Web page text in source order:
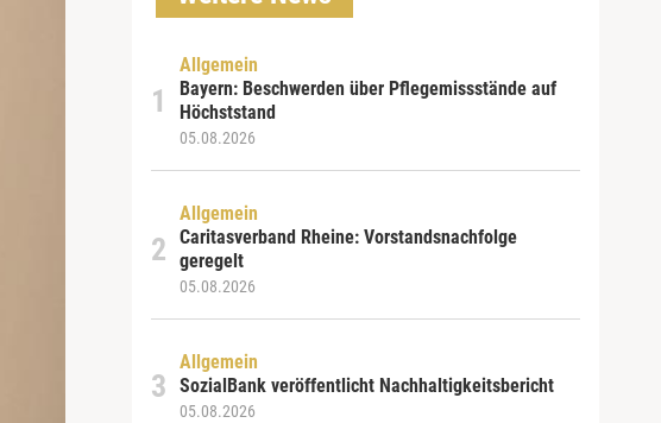
Allgemein
Bayern: Beschwerden über Pflegemissstände auf
Höchststand
05.08.2026
Allgemein
Caritasverband Rheine: Vorstandsnachfolge
geregelt
05.08.2026
Allgemein
SozialBank veröffentlicht Nachhaltigkeitsbericht
05.08.2026